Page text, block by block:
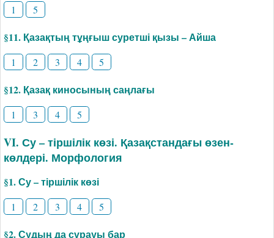
1 5
§11. Қазақтың тұңғыш суретші қызы – Айша
1 2 3 4 5
§12. Қазақ киносының саңлағы
1 3 4 5
VI. Су – тіршілік көзі. Қазақстандағы өзен-
көлдері. Морфология
§1. Су – тіршілік көзі
1 2 3 4 5
§2. Судың да сұрауы бар